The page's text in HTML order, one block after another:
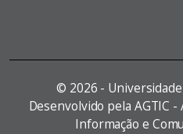
© 2026 -
Desenvolvido pela AGTIC
Informação e